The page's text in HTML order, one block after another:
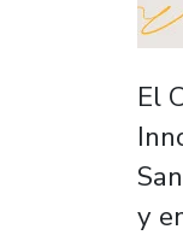
El
y